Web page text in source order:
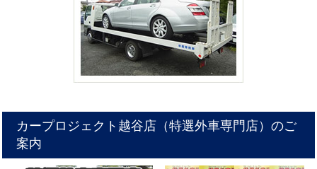
カープロジェクト越谷店（特選外車専門店）のご
案内